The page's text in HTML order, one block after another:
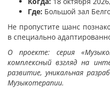
Где: Большой зал
Не пропустите шанс
в специально
О проекте:cерия
комплексный взгляд на
развитие, уникальная
Музыкотерапии.